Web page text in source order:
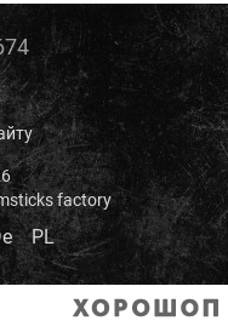
factory
PL